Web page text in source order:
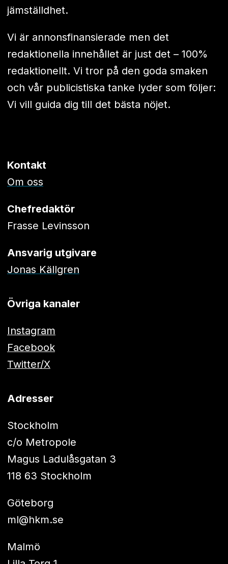
jämställdhet.
Vi är annonsfinansierade men det
redaktionella innehållet är just det – 100%
redaktionellt. Vi tror på den goda smaken
och vår publicistiska tanke lyder som följer:
Vi vill guida dig till det bästa nöjet.
Kontakt
Om oss
Chefredaktör
Frasse Levinsson
Ansvarig utgivare
Jonas Källgren
Övriga kanaler
Instagram
Facebook
Twitter/X
Adresser
Stockholm
c/o Metropole
Magus Ladulåsgatan 3
118 63 Stockholm
Göteborg
ml@hkm.se
Malmö